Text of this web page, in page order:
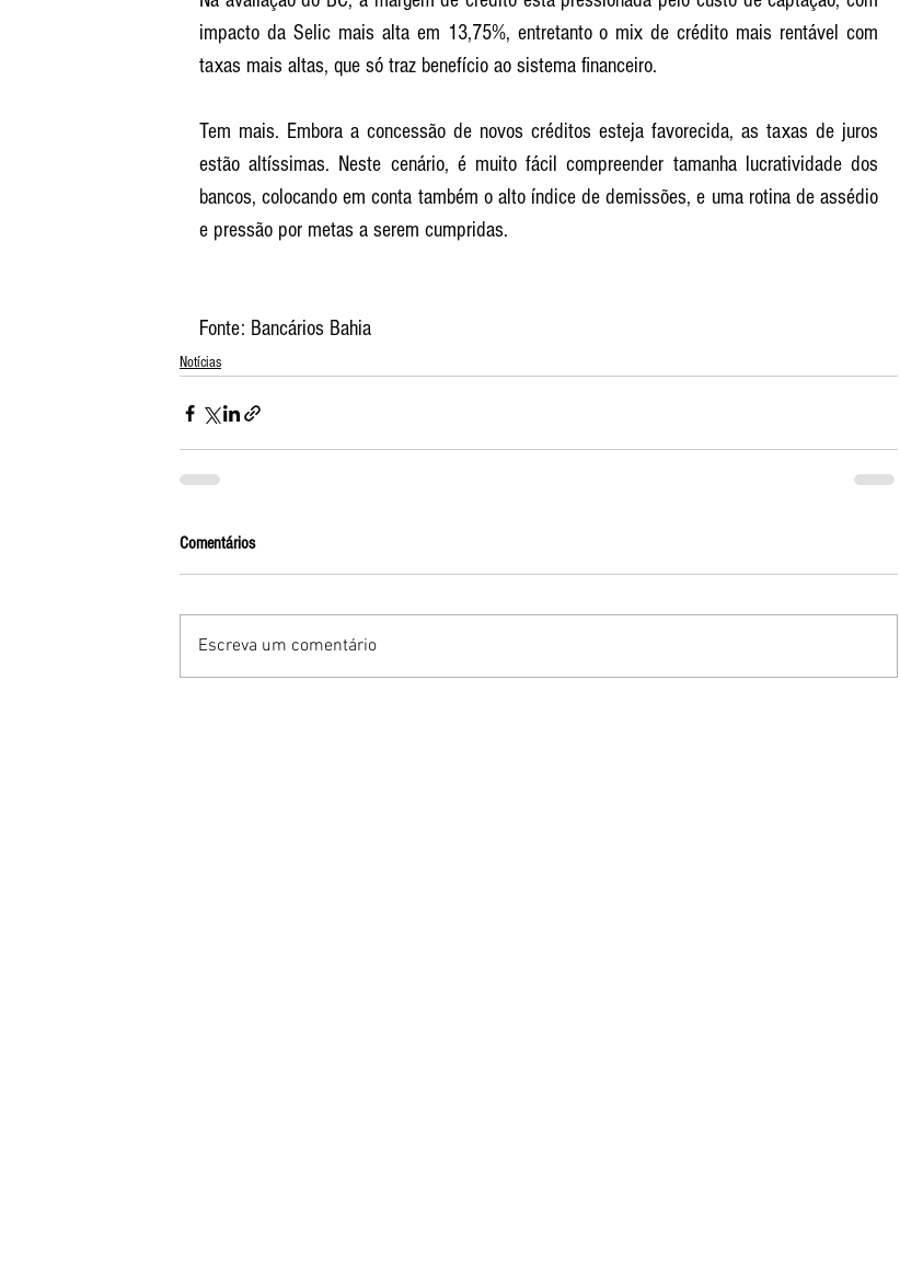
impacto da Selic mais alta em 13,75%, entretanto o mix de crédito mais rentável com
taxas mais altas, que só traz benefício ao sistema financeiro.
Tem mais. Embora a concessão de novos créditos esteja favorecida, as taxas de juros
estão altíssimas. Neste cenário, é muito fácil compreender tamanha lucratividade dos
bancos, colocando em conta também o alto índice de demissões, e uma rotina de assédio
e pressão por metas a serem cumpridas.
Fonte: Bancários Bahia
Notícias
Comentários
Escreva um comentário